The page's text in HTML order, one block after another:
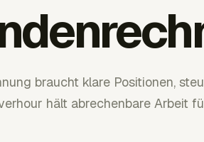
braucht klare Positionen,
hält abrechenbare Arbeit